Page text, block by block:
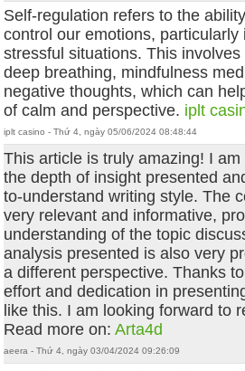
Self-regulation refers to the
control our emotions, particularly
stressful situations. This
deep breathing, mindfulness
negative thoughts, which can
of calm and perspective. iplt
iplt casino - Thứ 4, ngày 05/06/2024 08:48:44
This article is truly amazing! I
the depth of insight presented
to-understand writing style. The
very relevant and informative,
understanding of the topic
analysis presented is also very
a different perspective. Thanks
effort and dedication in
like this. I am looking forward to
Read more on:Arta4d
aeera - Thứ 4, ngày 03/04/2024 09:26:09